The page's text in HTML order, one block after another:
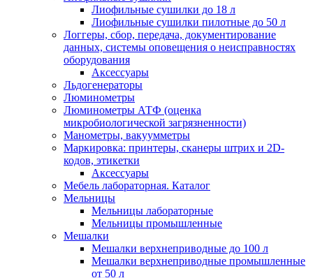
Лиофильные сушилки до 18 л
Лиофильные сушилки пилотные до 50 л
Логгеры, сбор, передача, документирование
данных, системы оповещения о неисправностях
оборудования
Аксессуары
Льдогенераторы
Люминометры
Люминометры АТФ (оценка
микробиологической загрязненности)
Манометры, вакуумметры
Маркировка: принтеры, сканеры штрих и 2D-
кодов, этикетки
Аксессуары
Мебель лабораторная. Каталог
Мельницы
Мельницы лабораторные
Мельницы промышленные
Мешалки
Мешалки верхнеприводные до 100 л
Мешалки верхнеприводные промышленные
от 50 л